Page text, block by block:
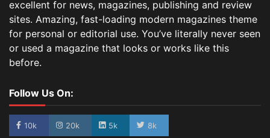
excellent for news, magazines, publishing and review
sites. Amazing, fast-loading modern magazines theme
for personal or editorial use. You’ve literally never seen
or used a magazine that looks or works like this
before.
Follow Us On:
10k 20k 5k 8k